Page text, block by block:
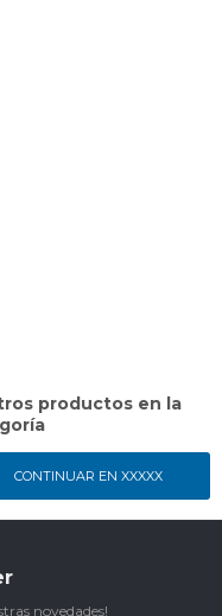
productos en la
CONTINUAR EN XXXXX
novedades!